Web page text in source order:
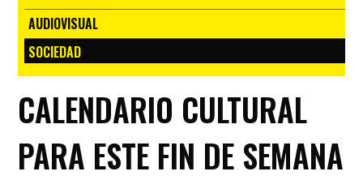
AUDIOVISUAL
SOCIEDAD
CALENDARIO CULTURAL
PARA ESTE FIN DE SEMANA